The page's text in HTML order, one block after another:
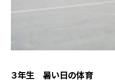
３年生 暑い日の体育